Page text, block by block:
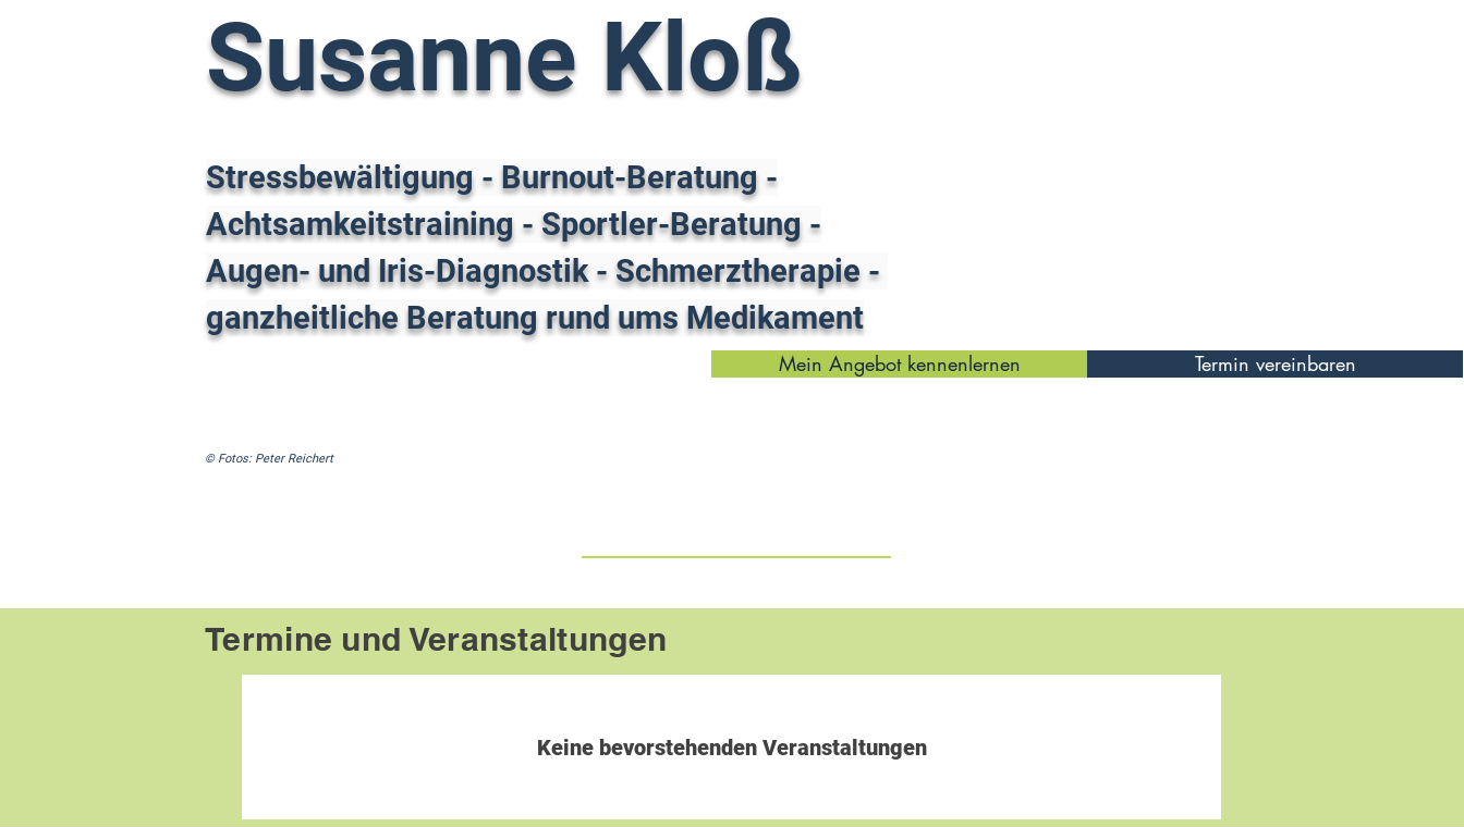
Susanne Kloß
Stressbewältigung - Burnout-Beratung -
Achtsamkeitstraining - Sportler-Beratung -
Augen- und Iris-Diagnostik - Schmerztherapie -
ganzheitliche Beratung rund ums Medikament
Mein Angebot kennenlernen Termin vereinbaren
© Fotos: Peter Reichert
Termine und Veranstaltungen
Keine bevorstehenden Veranstaltungen